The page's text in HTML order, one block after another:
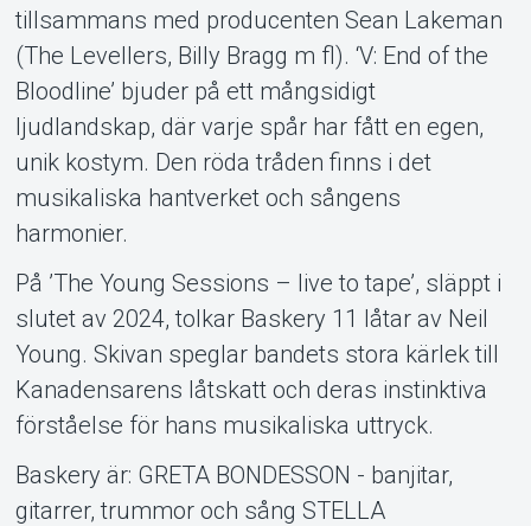
tillsammans med producenten Sean Lakeman
(The Levellers, Billy Bragg m fl). ‘V: End of the
Bloodline’ bjuder på ett mångsidigt
ljudlandskap, där varje spår har fått en egen,
unik kostym. Den röda tråden finns i det
musikaliska hantverket och sångens
harmonier.
På ’The Young Sessions – live to tape’, släppt i
slutet av 2024, tolkar Baskery 11 låtar av Neil
Young. Skivan speglar bandets stora kärlek till
Kanadensarens låtskatt och deras instinktiva
förståelse för hans musikaliska uttryck.
Baskery är: GRETA BONDESSON - banjitar,
gitarrer, trummor och sång STELLA